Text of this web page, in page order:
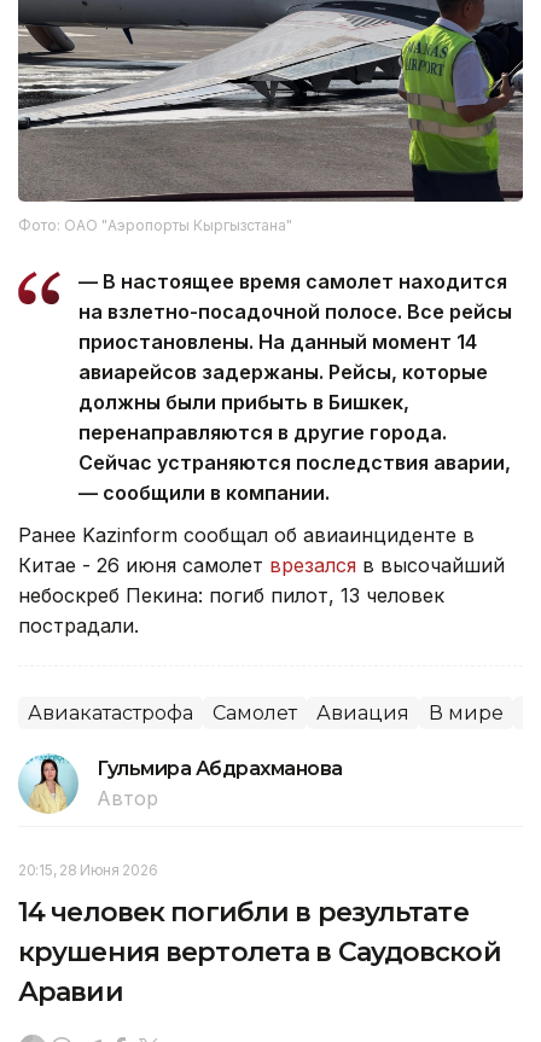
Фото: ОАО "Аэропорты Кыргызстана"
— В настоящее время самолет находится
на взлетно-посадочной полосе. Все рейсы
приостановлены. На данный момент 14
авиарейсов задержаны. Рейсы, которые
должны были прибыть в Бишкек,
перенаправляются в другие города.
Сейчас устраняются последствия аварии,
— сообщили в компании.
Ранее Kazinform сообщал об авиаинциденте в
Китае - 26 июня самолет врезался в высочайший
небоскреб Пекина: погиб пилот, 13 человек
пострадали.
Авиакатастрофа Самолет Авиация В мире
Гульмира Абдрахманова
Автор
20:15, 28 Июня 2026
14 человек погибли в результате
крушения вертолета в Саудовской
Аравии